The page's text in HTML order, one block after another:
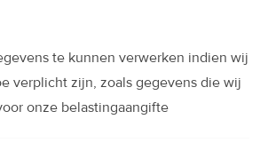
te kunnen verwerken indien wij
verplicht zijn, zoals gegevens die wij
onze belastingaangifte